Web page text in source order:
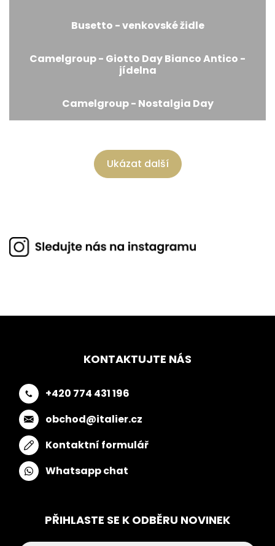
Busetto - venkovské židle
Camelgroup - Giotto Day Bianco Antico -
jídelna
Camelgroup - Nostalgia Day
Ukázat další
KONTAKTUJTE NÁS
+420 774 431 196
obchod@italier.cz
Kontaktní formulář
Whatsapp chat
PŘIHLASTE SE K ODBĚRU NOVINEK